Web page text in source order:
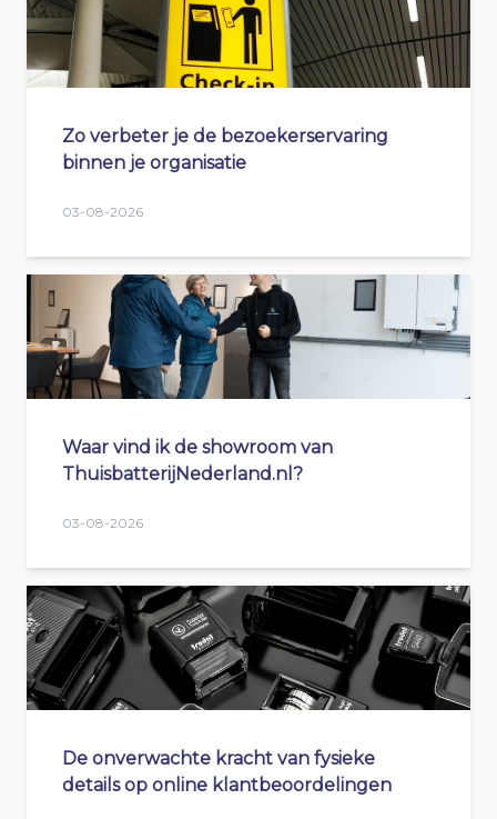
Zo verbeter je de bezoekerservaring
binnen je organisatie
03-08-2026
Waar vind ik de showroom van
ThuisbatterijNederland.nl?
03-08-2026
De onverwachte kracht van fysieke
details op online klantbeoordelingen